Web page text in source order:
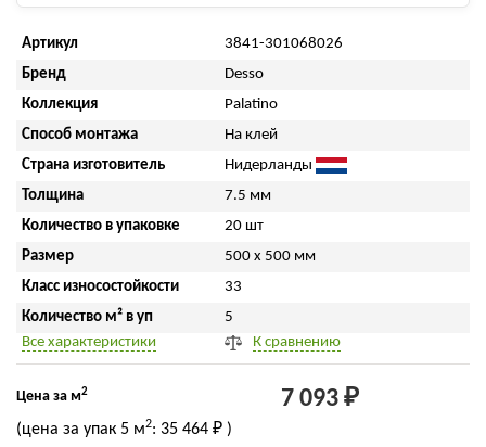
Артикул
3841-301068026
Бренд
Desso
Коллекция
Palatino
Способ монтажа
На клей
Страна изготовитель
Нидерланды
Толщина
7.5 мм
Количество в упаковке
20 шт
Размер
500 x 500 мм
Класс износостойкости
33
Количество м² в уп
5
Все характеристики
К сравнению
Цена за м2 7 093 ₽
(цена за упак 5 м2: 35 464 ₽ )